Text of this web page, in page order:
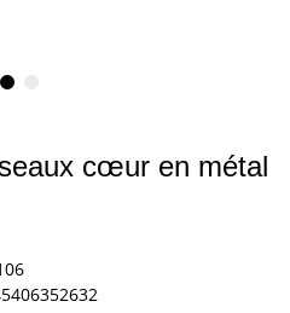
cœur en métal